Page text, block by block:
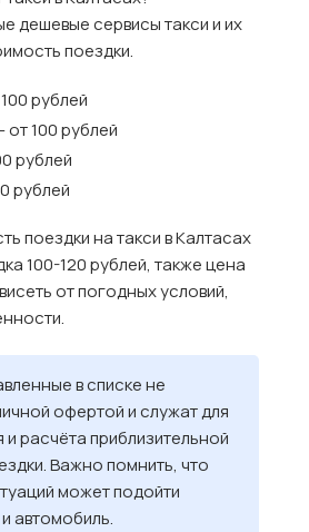
дешевые сервисы такси и их
поездки.
рублей
от 100 рублей
рублей
рублей
поездки на такси в Калтасах
100-120 рублей, также цена
от погодных условий,
в списке не
офертой и служат для
расчёта приблизительной
Важно помнить, что
может подойти
автомобиль.